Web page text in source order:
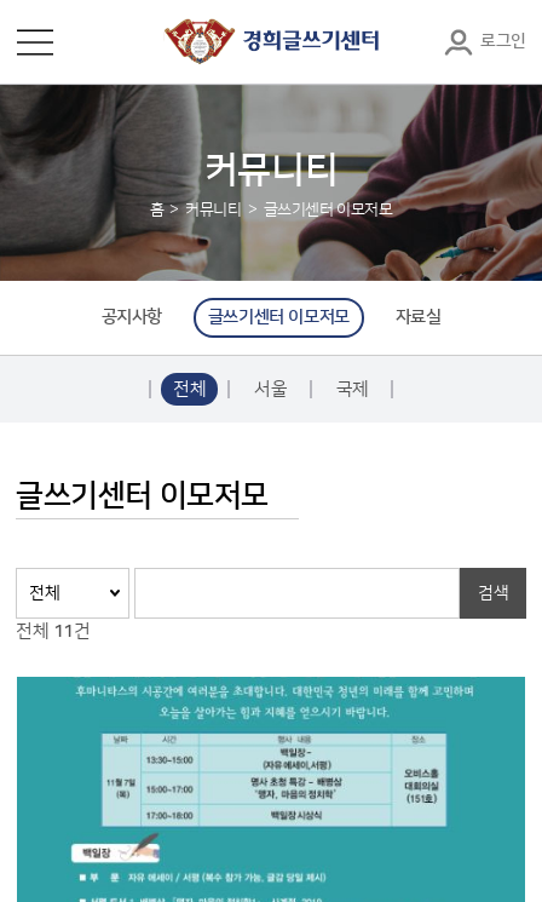
로그인
커뮤니티
홈 커뮤니티 글쓰기센터 이모저모
공지사항 글쓰기센터 이모저모 자료실
전체 서울 국제
글쓰기센터 이모저모
검색
전체 11건